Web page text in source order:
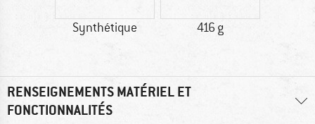
Synthétique 416 g
RENSEIGNEMENTS MATÉRIEL ET
FONCTIONNALITÉS